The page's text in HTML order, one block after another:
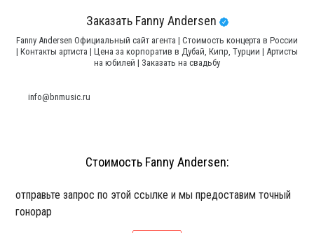
Заказать Fanny Andersen
Fanny Andersen Официальный сайт агента | Стоимость концерта в России
| Контакты артиста | Цена за корпоратив в Дубай, Кипр, Турции | Артисты
на юбилей | Заказать на свадьбу
info@bnmusic.ru
Стоимость Fanny Andersen:
отправьте запрос по этой ссылке и мы предоставим точный
гонорар